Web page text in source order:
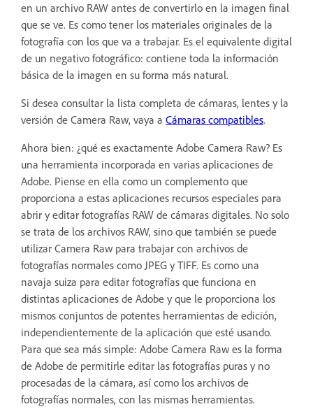
en un archivo RAW antes de convertirlo en la imagen final
que se ve. Es como tener los materiales originales de la
fotografía con los que va a trabajar. Es el equivalente digital
de un negativo fotográfico: contiene toda la información
básica de la imagen en su forma más natural.
Si desea consultar la lista completa de cámaras, lentes y la
versión de Camera Raw, vaya a Cámaras compatibles.
Ahora bien: ¿qué es exactamente Adobe Camera Raw? Es
una herramienta incorporada en varias aplicaciones de
Adobe. Piense en ella como un complemento que
proporciona a estas aplicaciones recursos especiales para
abrir y editar fotografías RAW de cámaras digitales. No solo
se trata de los archivos RAW, sino que también se puede
utilizar Camera Raw para trabajar con archivos de
fotografías normales como JPEG y TIFF. Es como una
navaja suiza para editar fotografías que funciona en
distintas aplicaciones de Adobe y que le proporciona los
mismos conjuntos de potentes herramientas de edición,
independientemente de la aplicación que esté usando.
Para que sea más simple: Adobe Camera Raw es la forma
de Adobe de permitirle editar las fotografías puras y no
procesadas de la cámara, así como los archivos de
fotografías normales, con las mismas herramientas.